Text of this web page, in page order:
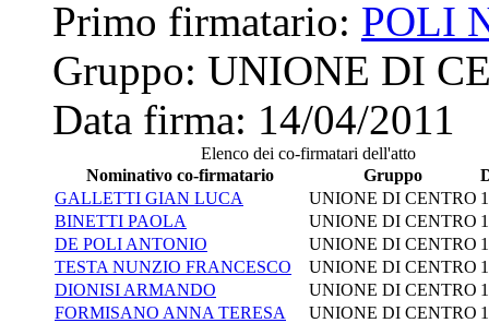
Primo firmatario: POLI
Gruppo: UNIONE DI
Data firma: 14/04/2011
Elenco dei co-firmatari dell'atto
Nominativo co-firmatario
Gruppo
GALLETTI GIAN LUCA
UNIONE DI CENTRO
BINETTI PAOLA
UNIONE DI CENTRO
DE POLI ANTONIO
UNIONE DI CENTRO
TESTA NUNZIO FRANCESCO
UNIONE DI CENTRO
DIONISI ARMANDO
UNIONE DI CENTRO
FORMISANO ANNA TERESA
UNIONE DI CENTRO